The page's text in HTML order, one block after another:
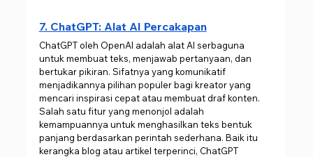
7. ChatGPT: Alat AI Percakapan
ChatGPT oleh OpenAI adalah alat AI serbaguna
untuk membuat teks, menjawab pertanyaan, dan
bertukar pikiran. Sifatnya yang komunikatif
menjadikannya pilihan populer bagi kreator yang
mencari inspirasi cepat atau membuat draf konten.
Salah satu fitur yang menonjol adalah
kemampuannya untuk menghasilkan teks bentuk
panjang berdasarkan perintah sederhana. Baik itu
kerangka blog atau artikel terperinci, ChatGPT